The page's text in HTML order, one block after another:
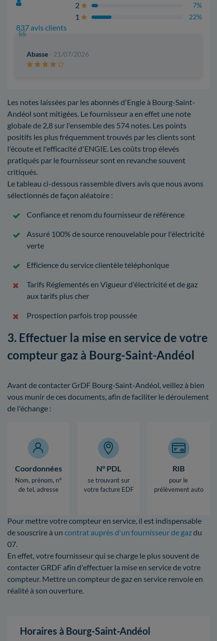
837 avis clients
2 7%
1 22%
Abasse - 21/07/2026
Les notes laissées par les abonnés d'Engie à Bourg-Saint-
Andéol sont mitigées. Le fournisseur a en effet une note
globale de 2,8 sur l'ensemble des 574 notes. Les points
positifs les plus fréquemment trouvés par les clients sont
l'écoute et l'efficacité d'ENGIE. Les coûts trop élevés
pratiqués par le fournisseur sont en revanche souvent
critiqués.
Le tableau ci-dessous rassemble divers avis que nous avons
sélectionnés de façon aléatoire :
Confiance et renom du fournisseur de référence
Assuré 100% de source renouvelable pour l'électricité
verte
Efficience du service clientèle téléphonique
Tarifs Réglementés en Vigueur d'électricité et de gaz
aux tarifs plus cher
Prospection parfois trop poussée
3. Effectuer la mise en service de votre
compteur gaz à Bourg-Saint-Andéol
Avant de contacter GrDF Bourg-Saint-Andéol, veillez à bien
vous munir de ces documents, afin de faciliter le déroulement
de l'échange :
Coordonnées
Nom, prénom, n°
de tel, adresse
N° PDL
se trouvant sur
votre facture EDF
RIB
pour le
prélèvement auto
Pour mettre votre compteur en service, il est indispensable
de souscrire à un contrat auprès d'un fournisseur de gazdu
07.
En effet, votre fournisseur qui se charge le plus souvent de
contacter GRDF afin d'effectuer la mise en service de votre
compteur. Mettre un compteur de gaz en service renvoie en
réalité à son ouverture.
Horaires à Bourg-Saint-Andéol